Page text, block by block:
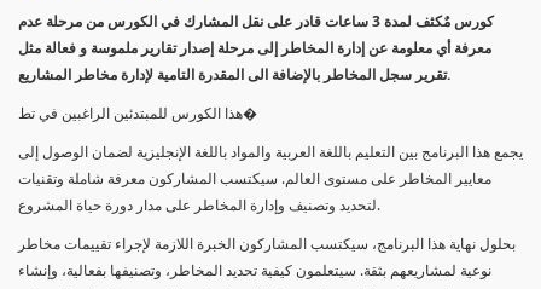
كورس مٌكثف لمدة 3 ساعات قادر على نقل المشارك في الكورس من مرحلة عدم
معرفة أي معلومة عن إدارة المخاطر إلى مرحلة إصدار تقارير ملموسة و فعالة مثل
تقرير سجل المخاطر بالإضافة الى المقدرة التامية لإدارة مخاطر المشاريع.
هذا الكورس للمبتدئين الراغبين في تط�
يجمع هذا البرنامج بين التعليم باللغة العربية والمواد باللغة الإنجليزية لضمان الوصول إلى
معايير المخاطر على مستوى العالم. سيكتسب المشاركون معرفة شاملة وتقنيات
لتحديد وتصنيف وإدارة المخاطر على مدار دورة حياة المشروع.
بحلول نهاية هذا البرنامج، سيكتسب المشاركون الخبرة اللازمة لإجراء تقييمات مخاطر
نوعية لمشاريعهم بثقة. سيتعلمون كيفية تحديد المخاطر، وتصنيفها بفعالية، وإنشاء